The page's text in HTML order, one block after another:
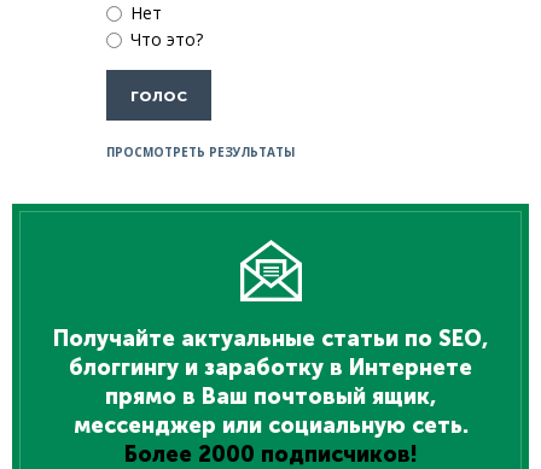
Нет
Что это?
ПРОСМОТРЕТЬ РЕЗУЛЬТАТЫ
Получайте актуальные статьи по SEO,
блоггингу и заработку в Интернете
прямо в Ваш почтовый ящик,
мессенджер или социальную сеть.
Более 2000 подписчиков!